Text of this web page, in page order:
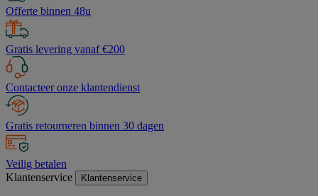
Offerte binnen 48u
Gratis levering vanaf €200
Contacteer onze klantendienst
Gratis retourneren binnen 30 dagen
Veilig betalen
Klantenservice
Klantenservice